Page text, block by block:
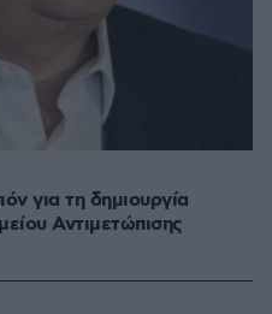
για τη δημιουργία
Αντιμετώπισης